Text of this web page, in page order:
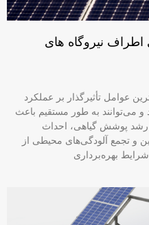
اطراف نیروگاه های
عوامل تأثیرگذار بر عملکرد
می‌توانند به طور مستقیم باعث
رشد پوشش گیاهی، احداث
و تجمع آلودگی‌های محیطی از
بهره‌برداری